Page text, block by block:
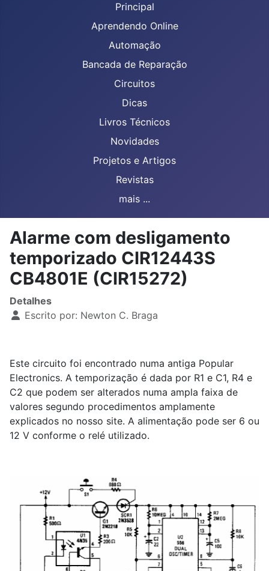
Principal
Aprendendo Online
Automação
Bancada de Reparação
Circuitos
Dicas
Livros Técnicos
Novidades
Projetos e Artigos
Revistas
mais ...
Alarme com desligamento
temporizado CIR12443S
CB4801E (CIR15272)
Detalhes
Escrito por: Newton C. Braga
Este circuito foi encontrado numa antiga Popular
Electronics. A temporização é dada por R1 e C1, R4 e
C2 que podem ser alterados numa ampla faixa de
valores segundo procedimentos amplamente
explicados no nosso site. A alimentação pode ser 6 ou
12 V conforme o relé utilizado.